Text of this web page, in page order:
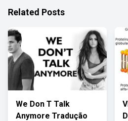
Related Posts
We Don T Talk
Anymore Tradução